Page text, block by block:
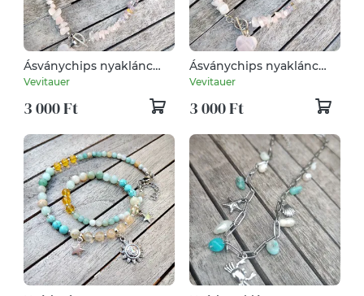
Ásványchips nyaklánc
rózsakvarc szív medállal
Vevitauer
3 000 Ft
Ásványchips nyaklánc
rózsakvarc szív medállal
Vevitauer
3 000 Ft